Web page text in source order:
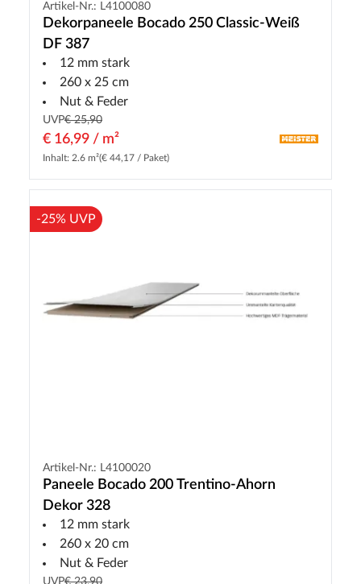
Artikel-Nr.: L4100080
Dekorpaneele Bocado 250 Classic-Weiß
DF 387
12 mm stark
260 x 25 cm
Nut & Feder
UVP€ 25,90
€ 16,99 / m²
Inhalt: 2.6 m²(€ 44,17 / Paket)
-25% UVP
Artikel-Nr.: L4100020
Paneele Bocado 200 Trentino-Ahorn
Dekor 328
12 mm stark
260 x 20 cm
Nut & Feder
UVP€ 23,90